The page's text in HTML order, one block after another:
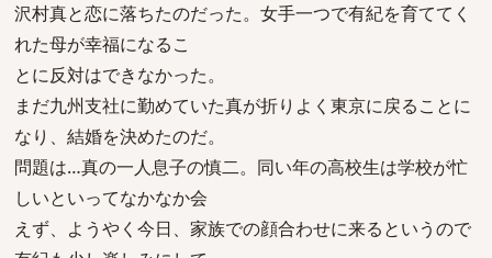
沢村真と恋に落ちたのだった。女手一つで有紀を育ててく
れた母が幸福になるこ
とに反対はできなかった。
まだ九州支社に勤めていた真が折りよく東京に戻ることに
なり、結婚を決めたのだ。
問題は…真の一人息子の慎二。同い年の高校生は学校が忙
しいといってなかなか会
えず、ようやく今日、家族での顔合わせに来るというので